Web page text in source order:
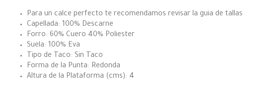
Para un calce perfecto te recomendamos revisar la guia de tallas
Capellada: 100% Descarne
Forro: 60% Cuero 40% Poliester
Suela: 100% Eva
Tipo de Taco: Sin Taco
Forma de la Punta: Redonda
Altura de la Plataforma (cms): 4